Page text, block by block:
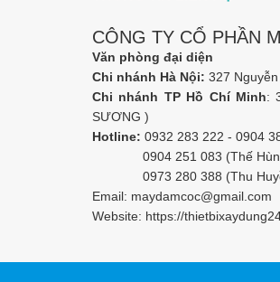
CÔNG TY CỔ PHẦN
Văn phòng đại diện
Chi nhánh Hà Nội: 327
Chi nhánh TP Hồ Chí Minh:
SƯƠNG )
Hotline: 0932 283 222 - 0904
0904 251 083 (Thế
0973 280 388 (Thu
Email: maydamcoc@gmail.com
Website: https://